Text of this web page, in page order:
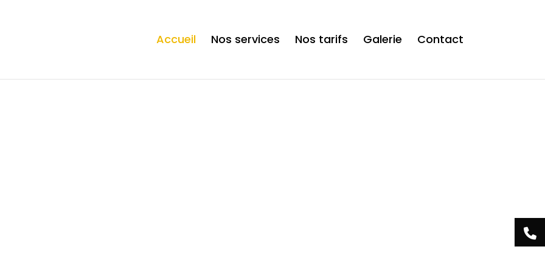
Accueil Nos services Nos tarifs Galerie Contact